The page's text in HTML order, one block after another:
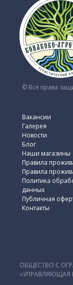
© Все права
Вакансии
Галерея
Новости
Блог
Наши магазины
Правила
Правила
Политика
данных
Публичная
Контакты
ОБЩЕСТВО С
«УПРАВЛЯЮЩАЯ